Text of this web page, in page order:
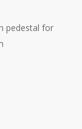
pedestal for